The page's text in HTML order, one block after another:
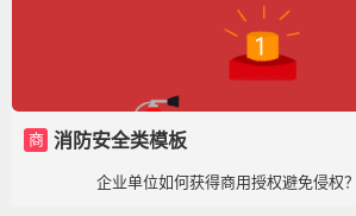
商 消防安全类模板
企业单位如何获得商用授权避免侵权？